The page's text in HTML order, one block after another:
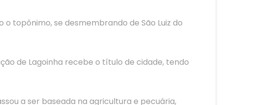
o topônimo, se desmembrando de São Luiz do
de Lagoinha recebe o título de cidade, tendo
a ser baseada na agricultura e pecuária,